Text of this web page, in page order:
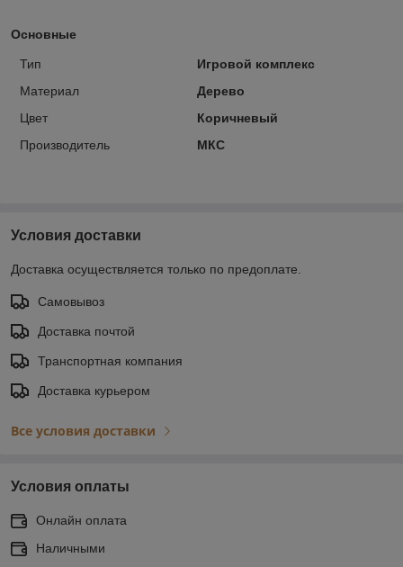
Основные
Тип
Игровой комплекс
Материал
Дерево
Цвет
Коричневый
Производитель
МКС
Условия доставки
Доставка осуществляется только по предоплате.
Самовывоз
Доставка почтой
Транспортная компания
Доставка курьером
Все условия доставки
Условия оплаты
Онлайн оплата
Наличными